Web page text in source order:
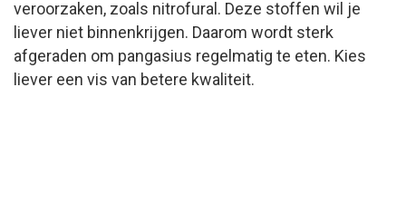
veroorzaken, zoals nitrofural. Deze stoffen wil je
liever niet binnenkrijgen. Daarom wordt sterk
afgeraden om pangasius regelmatig te eten. Kies
liever een vis van betere kwaliteit.